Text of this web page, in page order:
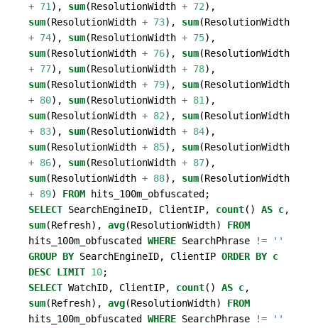
+ 71), sum(ResolutionWidth + 72),
sum(ResolutionWidth + 73), sum(ResolutionWidth
+ 74), sum(ResolutionWidth + 75),
sum(ResolutionWidth + 76), sum(ResolutionWidth
+ 77), sum(ResolutionWidth + 78),
sum(ResolutionWidth + 79), sum(ResolutionWidth
+ 80), sum(ResolutionWidth + 81),
sum(ResolutionWidth + 82), sum(ResolutionWidth
+ 83), sum(ResolutionWidth + 84),
sum(ResolutionWidth + 85), sum(ResolutionWidth
+ 86), sum(ResolutionWidth + 87),
sum(ResolutionWidth + 88), sum(ResolutionWidth
+ 89) FROM hits_100m_obfuscated ;
SELECT SearchEngineID, ClientIP, count() AS c,
sum(Refresh), avg(ResolutionWidth)
FROM
hits_100m_obfuscated
WHERE SearchPhrase !=
''
GROUP BY SearchEngineID, ClientIP ORDER BY c
DESC LIMIT 10;
SELECT WatchID, ClientIP, count() AS c,
sum(Refresh), avg(ResolutionWidth)
FROM
hits_100m_obfuscated
WHERE SearchPhrase !=
''